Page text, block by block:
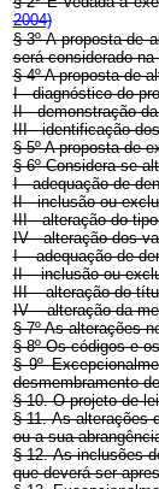
2004)
§ 3º A proposta de
será considerado
§ 4º A proposta de
I - diagnóstico do
II - demonstração
III - identificação
§ 5º A proposta de
§ 6º Considera-se
I - adequação de
II - inclusão ou
III - alteração do
IV - alteração dos
I – adequação de
II – inclusão ou
III – alteração do
IV – alteração da
§ 7º As alterações
§ 8º Os códigos e
§ 9º
desmembramento
§ 10. O projeto de
§ 11. As alterações
ou a sua
§ 12. As inclusões
que deverá ser